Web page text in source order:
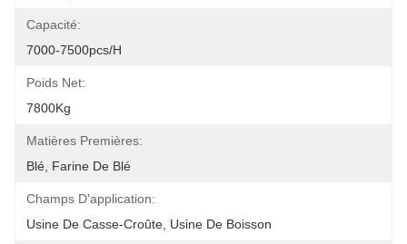
Capacité:
7000-7500pcs/h
Poids Net:
7800Kg
Matières Premières:
Blé, Farine De Blé
Champs D'application:
Usine De Casse-Croûte, Usine De Boisson